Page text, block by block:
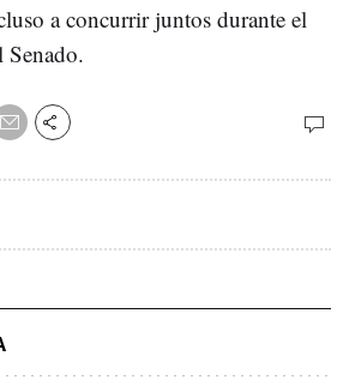
a concurrir juntos durante el
Senado.